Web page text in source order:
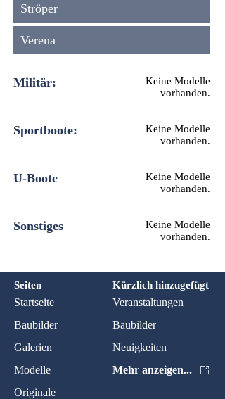
Ströper
Verena
Militär:
Keine Modelle
vorhanden.
Sportboote:
Keine Modelle
vorhanden.
U-Boote
Keine Modelle
vorhanden.
Sonstiges
Keine Modelle
vorhanden.
Seiten Kürzlich hinzugefügt
Startseite
Veranstaltungen
Baubilder
Baubilder
Galerien
Neuigkeiten
Modelle
Mehr anzeigen...
Originale